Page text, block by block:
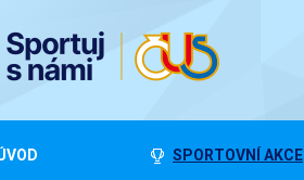
SPORTOVNÍ AKCE